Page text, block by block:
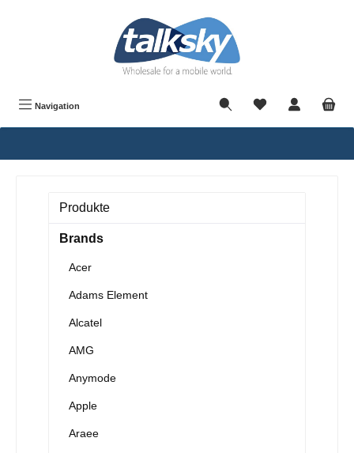
Navigation
Produkte
Brands
Acer
Adams Element
Alcatel
AMG
Anymode
Apple
Araee